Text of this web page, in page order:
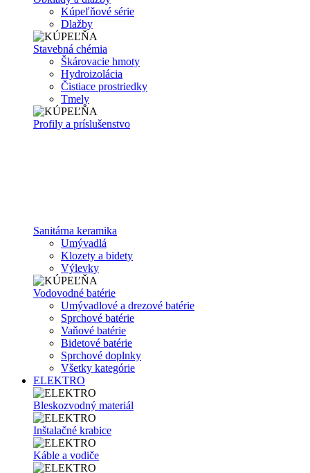
Kúpeľňové série
Dlažby
Stavebná chémia
Škárovacie hmoty
Hydroizolácia
Čistiace prostriedky
Tmely
Profily a príslušenstvo
Sanitárna keramika
Umývadlá
Klozety a bidety
Výlevky
Vodovodné batérie
Umývadlové a drezové batérie
Sprchové batérie
Vaňové batérie
Bidetové batérie
Sprchové doplnky
Všetky kategórie
ELEKTRO
Bleskozvodný materiál
Inštalačné krabice
Káble a vodiče